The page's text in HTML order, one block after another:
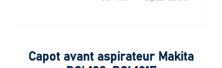
Capot avant aspirateur Makita